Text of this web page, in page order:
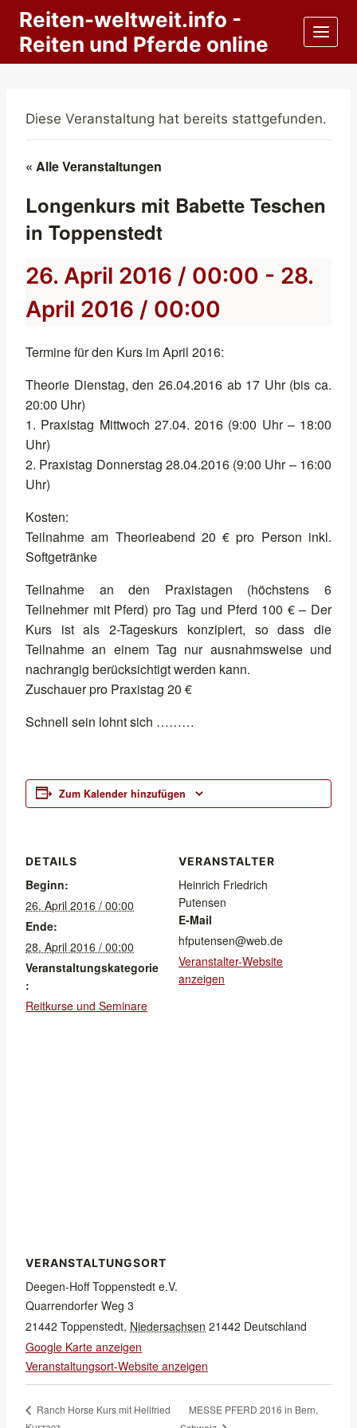
Zum
Inhalt
springen
Reiten-weltweit.info -
Reiten und Pferde online
Diese Veranstaltung hat bereits stattgefunden.
« Alle Veranstaltungen
Longenkurs mit Babette Teschen
in Toppenstedt
26. April 2016 / 00:00 - 28.
April 2016 / 00:00
Termine für den Kurs im April 2016:
Theorie Dienstag, den 26.04.2016 ab 17 Uhr (bis ca.
20:00 Uhr)
1. Praxistag Mittwoch 27.04. 2016 (9:00 Uhr – 18:00
Uhr)
2. Praxistag Donnerstag 28.04.2016 (9:00 Uhr – 16:00
Uhr)
Kosten:
Teilnahme am Theorieabend 20 € pro Person inkl.
Softgetränke
Teilnahme an den Praxistagen (höchstens 6
Teilnehmer mit Pferd) pro Tag und Pferd 100 € – Der
Kurs ist als 2-Tageskurs konzipiert, so dass die
Teilnahme an einem Tag nur ausnahmsweise und
nachrangig berücksichtigt werden kann.
Zuschauer pro Praxistag 20 €
Schnell sein lohnt sich ………
Zum Kalender hinzufügen
DETAILS
Beginn:
26. April 2016 / 00:00
Ende:
28. April 2016 / 00:00
Veranstaltungskategorie
:
Reitkurse und Seminare
VERANSTALTER
Heinrich Friedrich
Putensen
E-Mail
hfputensen@web.de
Veranstalter-Website
anzeigen
VERANSTALTUNGSORT
Deegen-Hoff Toppenstedt e.V.
Quarrendorfer Weg 3
21442 Toppenstedt, Niedersachsen 21442 Deutschland
Google Karte anzeigen
Veranstaltungsort-Website anzeigen
Ranch Horse Kurs mit Hellfried
MESSE PFERD 2016 in Bern,